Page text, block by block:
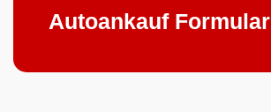
Autoankauf Formular